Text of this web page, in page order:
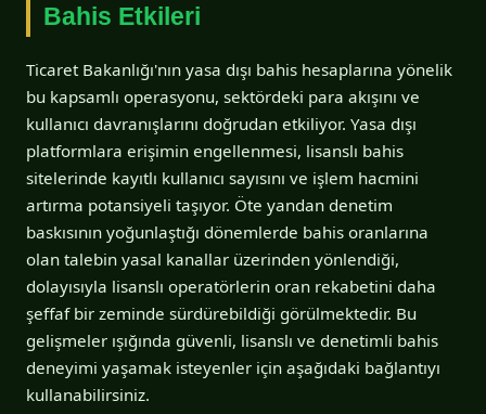
Bahis Etkileri
Ticaret Bakanlığı'nın yasa dışı bahis hesaplarına yönelik
bu kapsamlı operasyonu, sektördeki para akışını ve
kullanıcı davranışlarını doğrudan etkiliyor. Yasa dışı
platformlara erişimin engellenmesi, lisanslı bahis
sitelerinde kayıtlı kullanıcı sayısını ve işlem hacmini
artırma potansiyeli taşıyor. Öte yandan denetim
baskısının yoğunlaştığı dönemlerde bahis oranlarına
olan talebin yasal kanallar üzerinden yönlendiği,
dolayısıyla lisanslı operatörlerin oran rekabetini daha
şeffaf bir zeminde sürdürebildiği görülmektedir. Bu
gelişmeler ışığında güvenli, lisanslı ve denetimli bahis
deneyimi yaşamak isteyenler için aşağıdaki bağlantıyı
kullanabilirsiniz.